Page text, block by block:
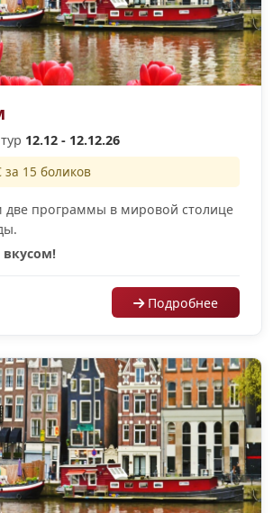
12.12 - 12.12.26
за 15 боликов
две программы в мировой столице
вкусом!
Подробнее